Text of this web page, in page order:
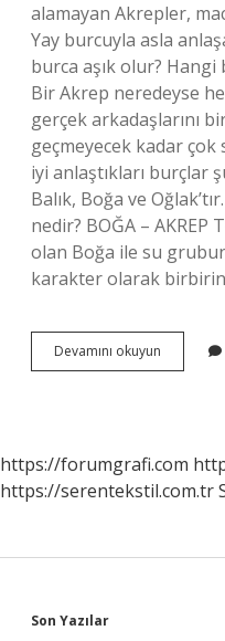
alamayan Akrepler,
Yay burcuyla asla
burca aşık olur?
Bir Akrep neredeyse
gerçek arkadaşlarını
geçmeyecek kadar
iyi anlaştıkları burçlar
Balık, Boğa ve
nedir? BOĞA –
olan Boğa ile su
karakter olarak
Devamını okuyun
Burcu
https://forumgrafi.com
https://serentekstil.com.tr
Son Yazılar